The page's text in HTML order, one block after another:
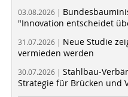
03.08.2026 |
"Innovation entscheidet
31.07.2026 | Neue Studie
vermieden werden
30.07.2026 | Stahlbau-
Strategie für Brücken und